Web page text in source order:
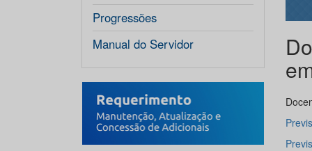
Progressões
Manual do Servidor